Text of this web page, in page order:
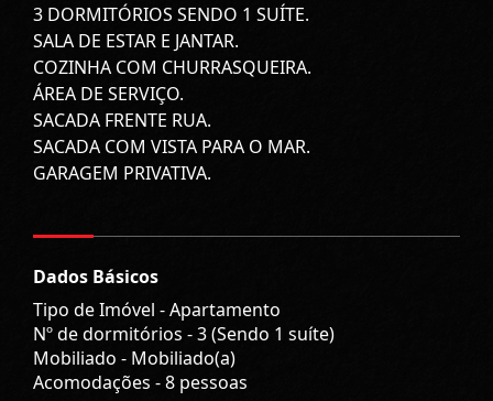
3 DORMITÓRIOS SENDO 1 SUÍTE.
SALA DE ESTAR E JANTAR.
COZINHA COM CHURRASQUEIRA.
ÁREA DE SERVIÇO.
SACADA FRENTE RUA.
SACADA COM VISTA PARA O MAR.
GARAGEM PRIVATIVA.
Dados Básicos
Tipo de Imóvel - Apartamento
Nº de dormitórios - 3 (Sendo 1 suíte)
Mobiliado - Mobiliado(a)
Acomodações - 8 pessoas